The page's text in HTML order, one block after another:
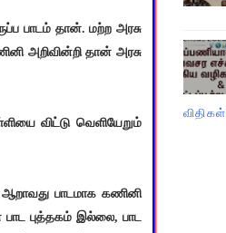
பாடம் தான். மற்ற அரசு
அறிவின்றி தான் அரசு
விட்டு வெளியேறும்
பாடமாக கணினி
புத்தகம் இல்லை, பாட